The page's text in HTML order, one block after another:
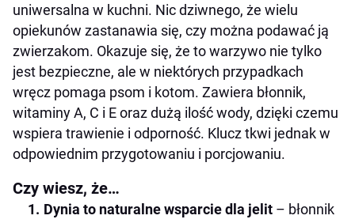
Czy pies i kot mogą jeść dynię surową?
Dynia na problemy żołądkowe – działa czy to
mit?
Czy dynia jest dobra na odchudzanie psa?
Ile dyni mogą zjeść pies i kot?
A co z pestkami dyni?
Kiedy lepiej unikać dyni w diecie pupila?
Najważniejsze wnioski w pigułce
uniwersalna w kuchni. Nic dziwnego, że wielu
opiekunów zastanawia się, czy można podawać ją
zwierzakom. Okazuje się, że to warzywo nie tylko
jest bezpieczne, ale w niektórych przypadkach
wręcz pomaga psom i kotom. Zawiera błonnik,
witaminy A, C i E oraz dużą ilość wody, dzięki czemu
wspiera trawienie i odporność. Klucz tkwi jednak w
odpowiednim przygotowaniu i porcjowaniu.
Czy wiesz, że…
Dynia to naturalne wsparcie dla jelit – błonnik